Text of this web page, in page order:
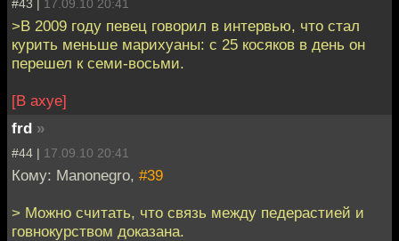
#43 | 17.09.10 20:41
>В 2009 году певец говорил в интервью, что стал
курить меньше марихуаны: с 25 косяков в день он
перешел к семи-восьми.
[В ахуе]
frd »
#44 | 17.09.10 20:41
Кому: Manonegro, #39
> Можно считать, что связь между педерастией и
говнокурством доказана.